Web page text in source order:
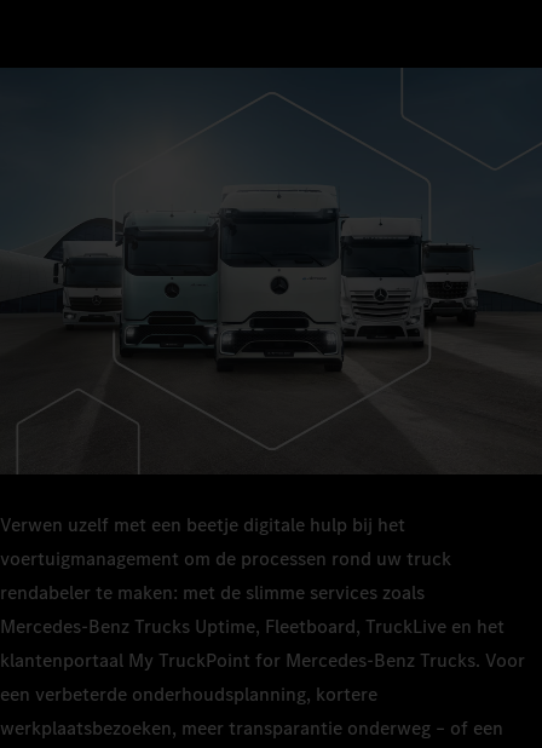
Verwen uzelf met een beetje digitale hulp bij het
voertuigmanagement om de processen rond uw truck
rendabeler te maken: met de slimme services zoals
Mercedes‑Benz Trucks Uptime, Fleetboard, TruckLive en het
klantenportaal My TruckPoint for Mercedes‑Benz Trucks. Voor
een verbeterde onderhoudsplanning, kortere
werkplaatsbezoeken, meer transparantie onderweg – of een